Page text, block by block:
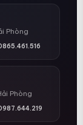
Phòng
Phòng